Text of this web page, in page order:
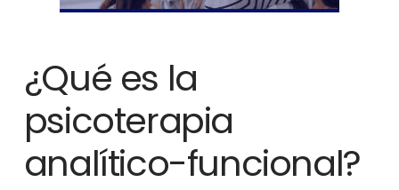
¿Qué es la
psicoterapia
analítico-funcional?